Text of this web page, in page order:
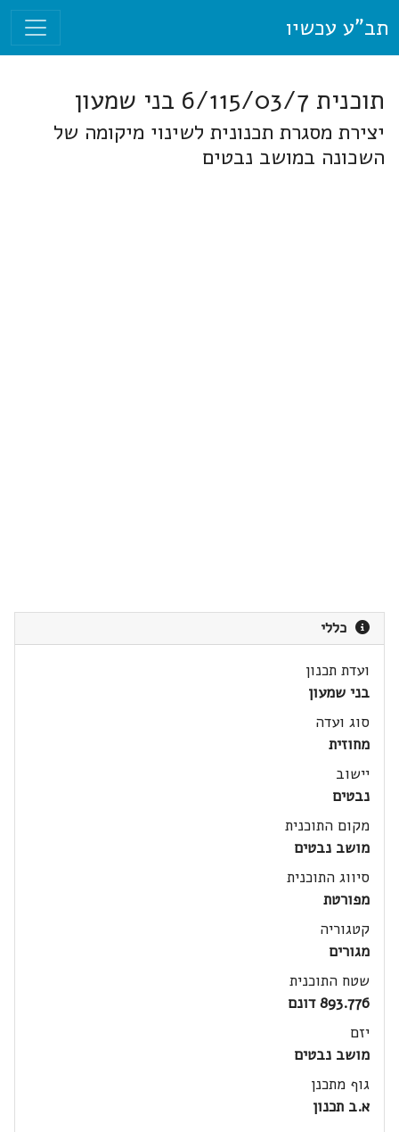
תב"ע עכשיו
תוכנית 6/115/03/7 בני שמעון
יצירת מסגרת תכנונית לשינוי מיקומה של
השכונה במושב נבטים
כללי
ועדת תכנון
בני שמעון
סוג ועדה
מחוזית
יישוב
נבטים
מקום התוכנית
מושב נבטים
סיווג התוכנית
מפורטת
קטגוריה
מגורים
שטח התוכנית
893.776 דונם
יזם
מושב נבטים
גוף מתכנן
א.ב תכנון